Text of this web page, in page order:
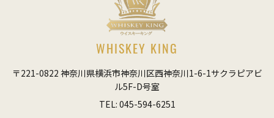
WHISKEY KING
〒221-0822 神奈川県横浜市神奈川区西神奈川1-6-1サクラピアビ
ル5F-D号室
TEL: 045-594-6251